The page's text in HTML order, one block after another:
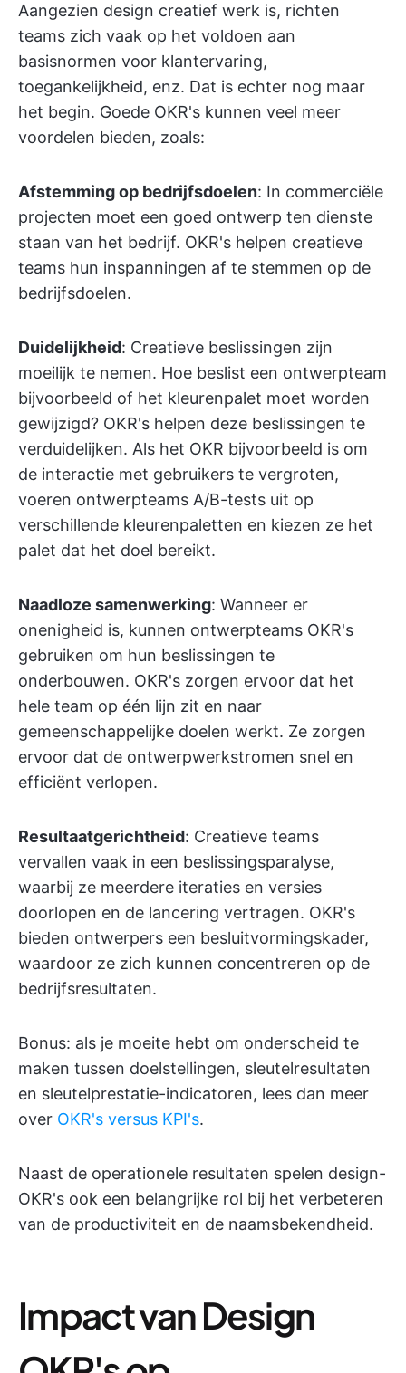
Aangezien design creatief werk is, richten
teams zich vaak op het voldoen aan
basisnormen voor klantervaring,
toegankelijkheid, enz. Dat is echter nog maar
het begin. Goede OKR's kunnen veel meer
voordelen bieden, zoals:
Afstemming op bedrijfsdoelen: In commerciële
projecten moet een goed ontwerp ten dienste
staan van het bedrijf. OKR's helpen creatieve
teams hun inspanningen af te stemmen op de
bedrijfsdoelen.
Duidelijkheid: Creatieve beslissingen zijn
moeilijk te nemen. Hoe beslist een ontwerpteam
bijvoorbeeld of het kleurenpalet moet worden
gewijzigd? OKR's helpen deze beslissingen te
verduidelijken. Als het OKR bijvoorbeeld is om
de interactie met gebruikers te vergroten,
voeren ontwerpteams A/B-tests uit op
verschillende kleurenpaletten en kiezen ze het
palet dat het doel bereikt.
Naadloze samenwerking: Wanneer er
onenigheid is, kunnen ontwerpteams OKR's
gebruiken om hun beslissingen te
onderbouwen. OKR's zorgen ervoor dat het
hele team op één lijn zit en naar
gemeenschappelijke doelen werkt. Ze zorgen
ervoor dat de ontwerpwerkstromen snel en
efficiënt verlopen.
Resultaatgerichtheid: Creatieve teams
vervallen vaak in een beslissingsparalyse,
waarbij ze meerdere iteraties en versies
doorlopen en de lancering vertragen. OKR's
bieden ontwerpers een besluitvormingskader,
waardoor ze zich kunnen concentreren op de
bedrijfsresultaten.
Bonus: als je moeite hebt om onderscheid te
maken tussen doelstellingen, sleutelresultaten
en sleutelprestatie-indicatoren, lees dan meer
over OKR's versus KPI's.
Naast de operationele resultaten spelen design-
OKR's ook een belangrijke rol bij het verbeteren
van de productiviteit en de naamsbekendheid.
Impact van Design